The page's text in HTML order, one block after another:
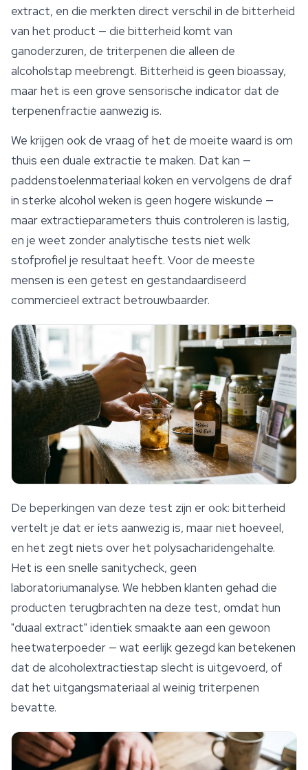
extract, en die merkten direct verschil in de bitterheid
van het product — die bitterheid komt van
ganoderzuren, de triterpenen die alleen de
alcoholstap meebrengt. Bitterheid is geen bioassay,
maar het is een grove sensorische indicator dat de
terpenenfractie aanwezig is.
We krijgen ook de vraag of het de moeite waard is om
thuis een duale extractie te maken. Dat kan —
paddenstoelenmateriaal koken en vervolgens de draf
in sterke alcohol weken is geen hogere wiskunde —
maar extractieparameters thuis controleren is lastig,
en je weet zonder analytische tests niet welk
stofprofiel je resultaat heeft. Voor de meeste
mensen is een getest en gestandaardiseerd
commercieel extract betrouwbaarder.
De beperkingen van deze test zijn er ook: bitterheid
vertelt je dat er íets aanwezig is, maar niet hoeveel,
en het zegt niets over het polysacharidengehalte.
Het is een snelle sanitycheck, geen
laboratoriumanalyse. We hebben klanten gehad die
producten terugbrachten na deze test, omdat hun
"duaal extract" identiek smaakte aan een gewoon
heetwaterpoeder — wat eerlijk gezegd kan betekenen
dat de alcoholextractiestap slecht is uitgevoerd, of
dat het uitgangsmateriaal al weinig triterpenen
bevatte.